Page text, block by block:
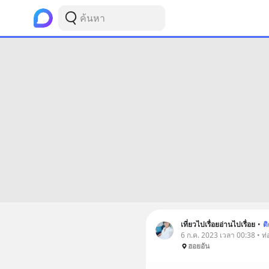
เที่ยวไปเรื่อยอ่านไปเรื่อย •
6 ก.ค. 2023 เวลา 00:38 • ท่
ฮอยอัน